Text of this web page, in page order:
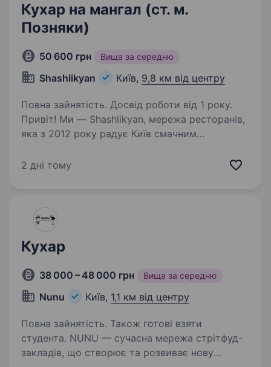
Кухар на мангал (ст. м.
Позняки)
50 600 грн Вища за середню
Shashlikyan Київ, 9,8 км від центру
Повна зайнятість. Досвід роботи від 1 року.
Привіт! Ми — Shashlikyan, мережа ресторанів,
яка з 2012 року радує Київ смачним
лідери у своїй сфері доставки, і щоквартально
2 дні тому
Кухар
38 000 – 48 000 грн Вища за середню
Nunu Київ, 1,1 км від центру
Повна зайнятість. Також готові взяти
студента. NUNU — сучасна мережа стрітфуд-
закладів, що створює та розвиває нову